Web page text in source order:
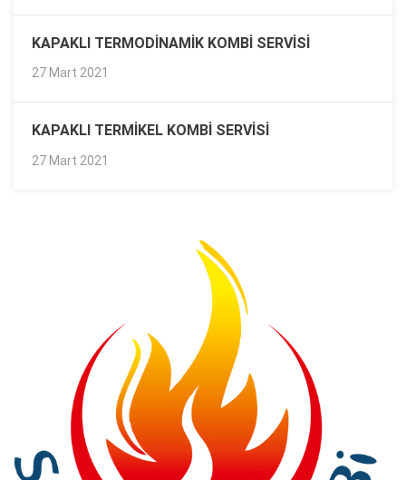
KAPAKLI TERMODINAMIK KOMBI SERVISI
27 Mart 2021
KAPAKLI TERMIKEL KOMBI SERVISI
27 Mart 2021